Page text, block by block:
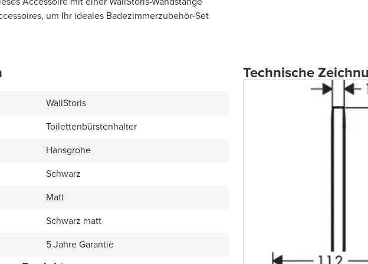
um Ihr ideales Badezimmerzubehör-Set
WallStoris
Toilettenbürstenhalter
Hansgrohe
Schwarz
Matt
Schwarz matt
5 Jahre Garantie
Technische